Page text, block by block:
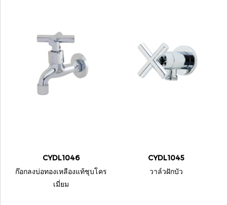
CYDL1046
ก๊อกลงบ่อทองเหลืองแท้ชุบโคร
เมี่ยม
CYDL1045
วาล์วฝักบัว